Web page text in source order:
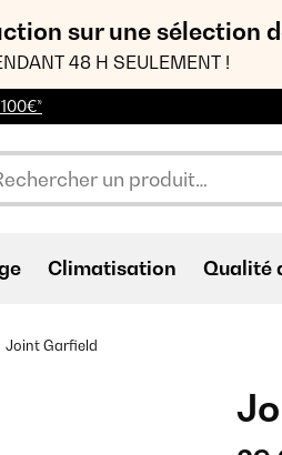
sur une sélection
48 H SEULEMENT !
Climatisation Qualité
Joint Garfield